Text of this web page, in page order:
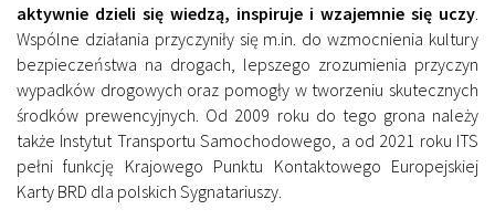
aktywnie dzieli się wiedzą, inspiruje i wzajemnie się uczy
Wspólne działania przyczyniły się m.in. do wzmocnienia kultury
bezpieczeństwa na drogach, lepszego zrozumienia przyczyn
wypadków drogowych oraz pomogły w tworzeniu skutecznych
środków prewencyjnych. Od 2009 roku do tego grona należy
także Instytut Transportu Samochodowego, a od 2021 roku ITS
pełni funkcję Krajowego Punktu Kontaktowego Europejskiej
Karty BRD dla polskich Sygnatariuszy.